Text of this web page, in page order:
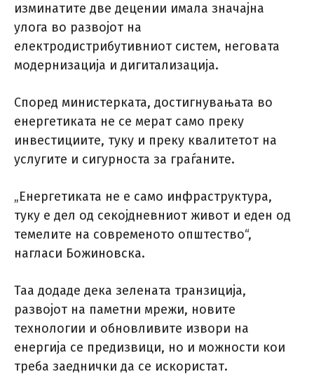
изминатите две децении имала значајна
улога во развојот на
електродистрибутивниот систем, неговата
модернизација и дигитализација.
Според министерката, достигнувањата во
енергетиката не се мерат само преку
инвестициите, туку и преку квалитетот на
услугите и сигурноста за граѓаните.
„Енергетиката не е само инфраструктура,
туку е дел од секојдневниот живот и еден од
темелите на современото општество“,
нагласи Божиновска.
Таа додаде дека зелената транзиција,
развојот на паметни мрежи, новите
технологии и обновливите извори на
енергија се предизвици, но и можности кои
треба заеднички да се искористат.